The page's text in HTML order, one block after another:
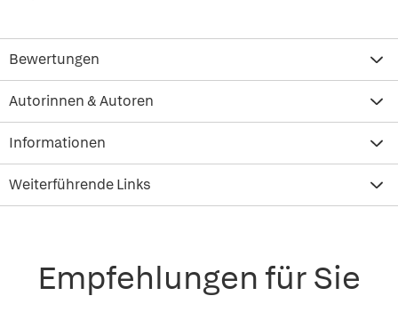
Bewertungen
Autorinnen & Autoren
Informationen
Weiterführende Links
Empfehlungen für Sie